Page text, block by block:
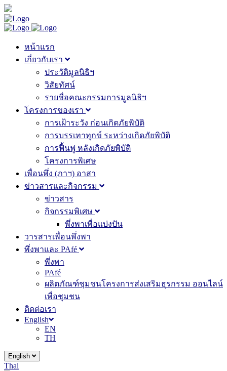
หน้าแรก
เกี่ยวกับเรา
ประวัติมูลนิธิฯ
วิสัยทัศน์
รายชื่อคณะกรรมการมูลนิธิฯ
โครงการของเรา
การเฝ้าระวัง ก่อนเกิดภัยพิบัติ
การบรรเทาทุกข์ ระหว่างเกิดภัยพิบัติ
การฟื้นฟู หลังเกิดภัยพิบัติ
โครงการพิเศษ
เพื่อนพึ่ง (ภาฯ) อาสา
ข่าวสารและกิจกรรม
ข่าวสาร
กิจกรรมพิเศษ
พึ่งพาเพื่อแบ่งปัน
วารสารเพื่อนพึ่งพา
พึ่งพาและ PAfé
พึ่งพา
PAfé
ผลิตภัณฑ์ชุมชนโครงการส่งเสริมธุรกรรม ออนไลน์
เพื่อชุมชน
ติดต่อเรา
English
EN
TH
English
Thai